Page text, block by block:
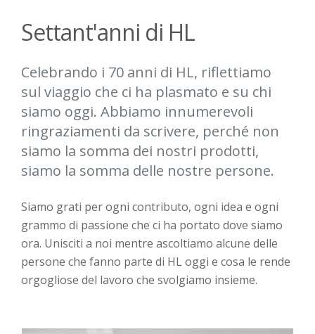
Settant'anni di HL
Celebrando i 70 anni di HL, riflettiamo
sul viaggio che ci ha plasmato e su chi
siamo oggi. Abbiamo innumerevoli
ringraziamenti da scrivere, perché non
siamo la somma dei nostri prodotti,
siamo la somma delle nostre persone.
Siamo grati per ogni contributo, ogni idea e ogni
grammo di passione che ci ha portato dove siamo
ora. Unisciti a noi mentre ascoltiamo alcune delle
persone che fanno parte di HL oggi e cosa le rende
orgogliose del lavoro che svolgiamo insieme.